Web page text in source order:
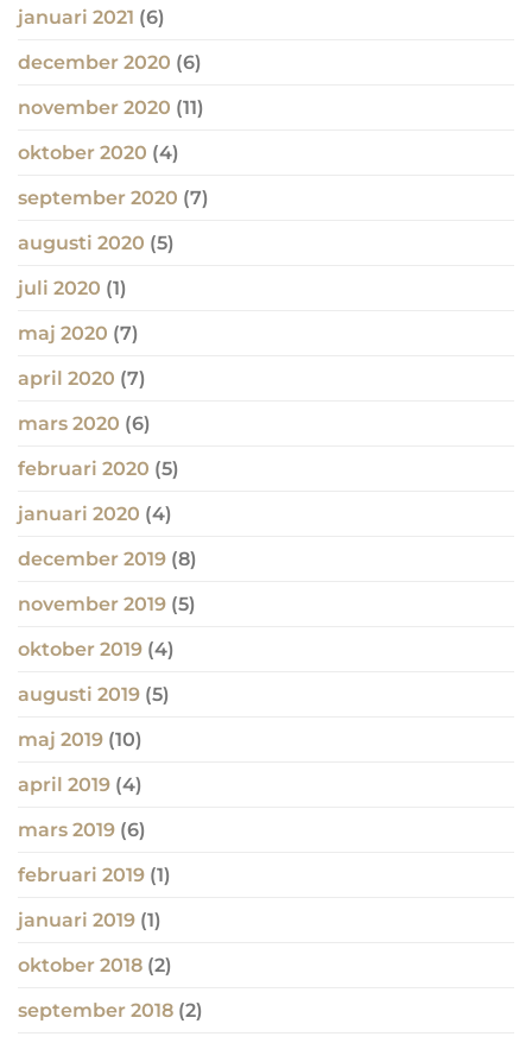
januari 2021 (6)
december 2020 (6)
november 2020 (11)
oktober 2020 (4)
september 2020 (7)
augusti 2020 (5)
juli 2020 (1)
maj 2020 (7)
april 2020 (7)
mars 2020 (6)
februari 2020 (5)
januari 2020 (4)
december 2019 (8)
november 2019 (5)
oktober 2019 (4)
augusti 2019 (5)
maj 2019 (10)
april 2019 (4)
mars 2019 (6)
februari 2019 (1)
januari 2019 (1)
oktober 2018 (2)
september 2018 (2)